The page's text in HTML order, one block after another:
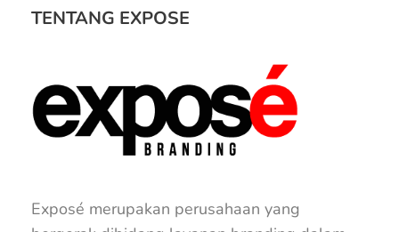
TENTANG EXPOSE
Exposé merupakan perusahaan yang